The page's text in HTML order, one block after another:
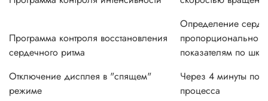
Программа контроля восстановления
сердечного ритма
Определение
пропорционально
показателям по
Отключение дисплея в "спящем"
режиме
Через 4 минуты
процесса